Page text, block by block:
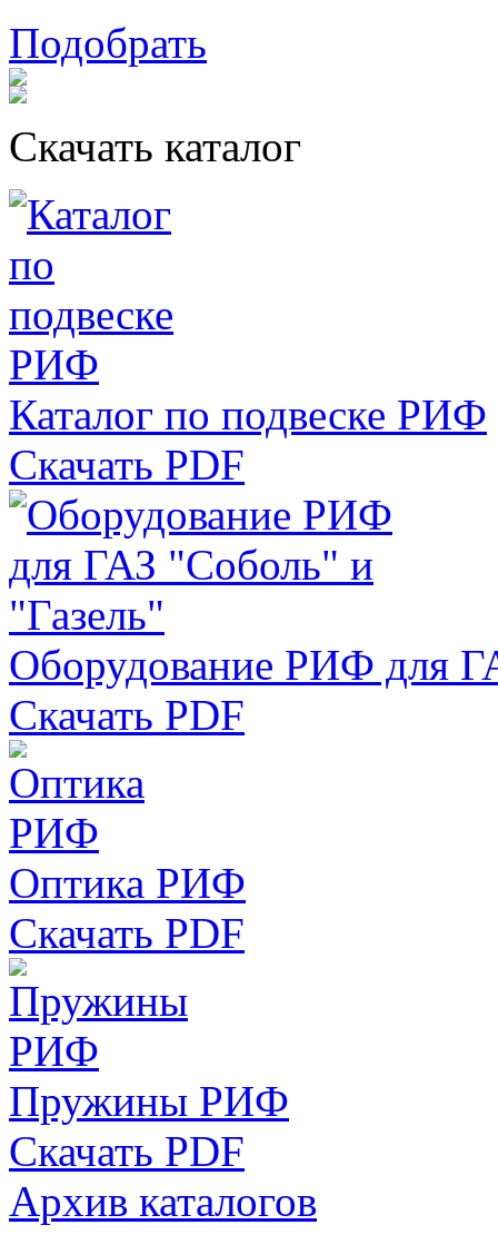
Подобрать
Скачать каталог
Каталог по подвеске РИФ
Скачать PDF
Оборудование РИФ для
Скачать PDF
Оптика РИФ
Скачать PDF
Пружины РИФ
Скачать PDF
Архив каталогов